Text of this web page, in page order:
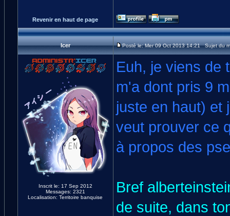
Revenir en haut de page
Icer Posté le: Mer 09 Oct 2013 14:21 Sujet du
Inscrit le: 17 Sep 2012
Messages: 2321
Localisation: Territoire banquise
Euh, je viens de
m'a dont pris 9
juste en haut) et
veut prouver ce
à propos des
Bref
de suite, dans